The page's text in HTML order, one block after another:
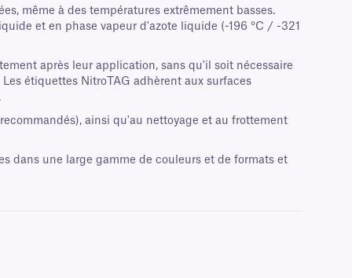
même à des températures extrêmement basses.
et en phase vapeur d'azote liquide (-196 °C / -321
après leur application, sans qu'il soit nécessaire
étiquettes NitroTAG adhèrent aux surfaces
ainsi qu'au nettoyage et au frottement
dans une large gamme de couleurs et de formats et